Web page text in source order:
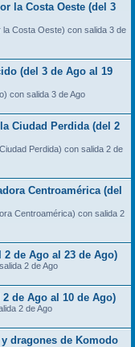
la Costa Oeste (del 3
Costa Oeste) con salida 3 de
(del 3 de Ago al 19
con salida 3 de Ago
Ciudad Perdida (del 2
Perdida) con salida 2 de
Centroamérica (del
Centroamérica) con salida 2
de Ago al 23 de Ago)
2 de Ago
de Ago al 10 de Ago)
2 de Ago
dragones de Komodo